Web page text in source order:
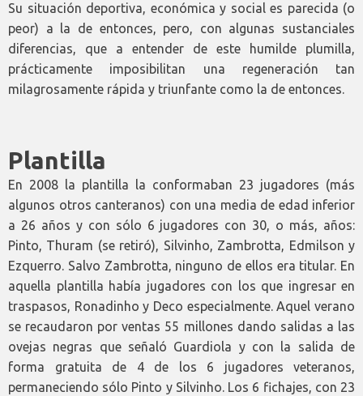
Su situación deportiva, económica y social es parecida (o
peor) a la de entonces, pero, con algunas sustanciales
diferencias, que a entender de este humilde plumilla,
prácticamente imposibilitan una regeneración tan
milagrosamente rápida y triunfante como la de entonces.
Plantilla
En 2008 la plantilla la conformaban 23 jugadores (más
algunos otros canteranos) con una media de edad inferior
a 26 años y con sólo 6 jugadores con 30, o más, años:
Pinto, Thuram (se retiró), Silvinho, Zambrotta, Edmilson y
Ezquerro. Salvo Zambrotta, ninguno de ellos era titular. En
aquella plantilla había jugadores con los que ingresar en
traspasos, Ronadinho y Deco especialmente. Aquel verano
se recaudaron por ventas 55 millones dando salidas a las
ovejas negras que señaló Guardiola y con la salida de
forma gratuita de 4 de los 6 jugadores veteranos,
permaneciendo sólo Pinto y Silvinho. Los 6 fichajes, con 23